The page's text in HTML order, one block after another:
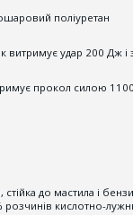
поліуретан
витримує удар 200 Дж і
прокол силою
до мастила і
кислотно-